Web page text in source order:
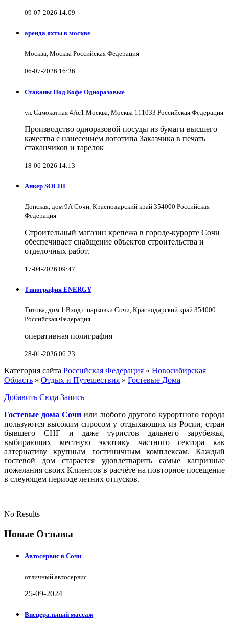
09-07-2026 14:09
аренда яхты в москве
Москва, Москва Российская Федерация
06-07-2026 16:36
Стаканы Под Кофе Одноразовые
ул. Самокатная 4Ас1 Москва, Москва 111033 Российская Федерация
Производство одноразовой посуды из бумаги высшего
качества с нанесением логотипа Заказчика в печать
стаканчиков и тарелок
18-06-2026 14:13
Анкер SOCHI
Донская, дом 9А Сочи, Краснодарский край 354000 Российская
Федерация
Строительный магазин крепежа в городе-курорте Сочи
обеспечивает снабщение объектов строительства и
отделочных работ.
17-04-2026 09:47
Типография ENERGY
Титова, дом 1 Вход с парковки Сочи, Краснодарский край 354000
Российская Федерация
оперативная полиграфия
28-01-2026 06:23
Категория сайта Российская Федерация » Новосибирская
Область » Отдых и Путешествия » Гостевые Дома
Добавить Сюда Запись
Гостевые дома Сочи или любого другого курортного города
пользуются высоким спросом у отдыхающих из Росии, стран
бывшего СНГ и даже туристов дальнего зарубежья,
выбирающих местную экзотику частного сектора как
алтернативу крупным гостиничным комплексам. Каждый
гостевой дом старается удовлетварить самые капризные
пожелания своих Клиентов в расчёте на повторное посещение
в слеующем периоде летних отпусков.
No Results
Новые Отзывы
Автосервис в Сочи
отличный автосервис
25-09-2024
Висцеральный массаж